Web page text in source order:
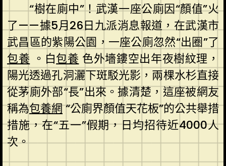
“樹在廁中”！武漢一座公廁因“顏值”火
了——據5月26日九派消息報道，在武漢市
武昌區的紫陽公園，一座公廁忽然“出圈”了
包養 。白包養 色外墻鏤空出年夜樹紋理，
陽光透過孔洞灑下斑駁光影，兩棵水杉直接
從茅廁外部“長”出來。據清楚，這座被網友
稱為包養網“公廁界顏值天花板”的公共舉措
措施，在“五一”假期，日均招待近4000人
次。